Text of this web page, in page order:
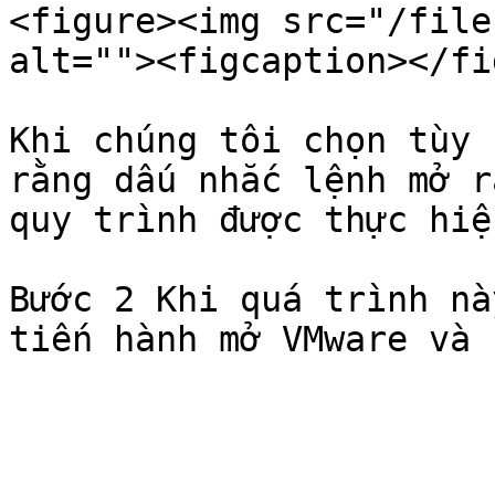
<figure><img src="/files/
alt=""><figcaption></
Khi chúng tôi chọn tùy
rằng dấu nhắc lệnh mở
quy trình được thực
Bước 2 Khi quá trình